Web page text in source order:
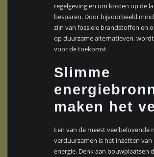
regelgeving en om kosten op de
besparen. Door bijvoorbeeld
zijn van fossiele brandstoffen en
op duurzame alternatieven,
voor de toekomst.
Slimme
maken het
Een van de meest veelbelovende
verduurzamen is het inzetten
energie. Denk aan bouwplaatsen